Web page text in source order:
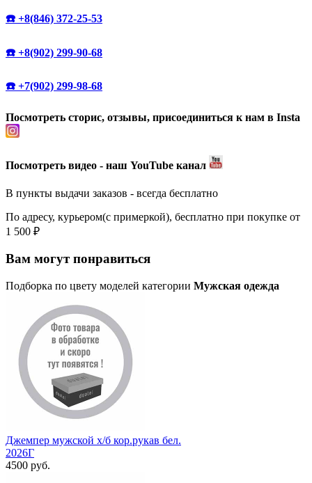
☎️ +8(846) 372-25-53
☎️ +8(902) 299-90-68
☎️ +7(902) 299-98-68
Посмотреть сторис, отзывы, присоединиться к нам в Insta
Посмотреть видео - наш YouTube канал
В пункты выдачи заказов - всегда бесплатно
По адресу, курьером(с примеркой), бесплатно при покупке от
1 500 ₽
Вам могут понравиться
Подборка по цвету моделей категории Мужская одежда
Джемпер мужской х/б кор.рукав бел.
2026Г
4500 руб.